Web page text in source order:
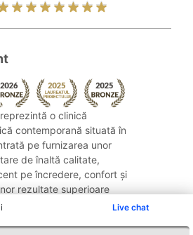
Live chat
o clinică
contemporană situată în
pe furnizarea unor
de înaltă calitate,
pe încredere, confort și
rezultate superioare
orală ...